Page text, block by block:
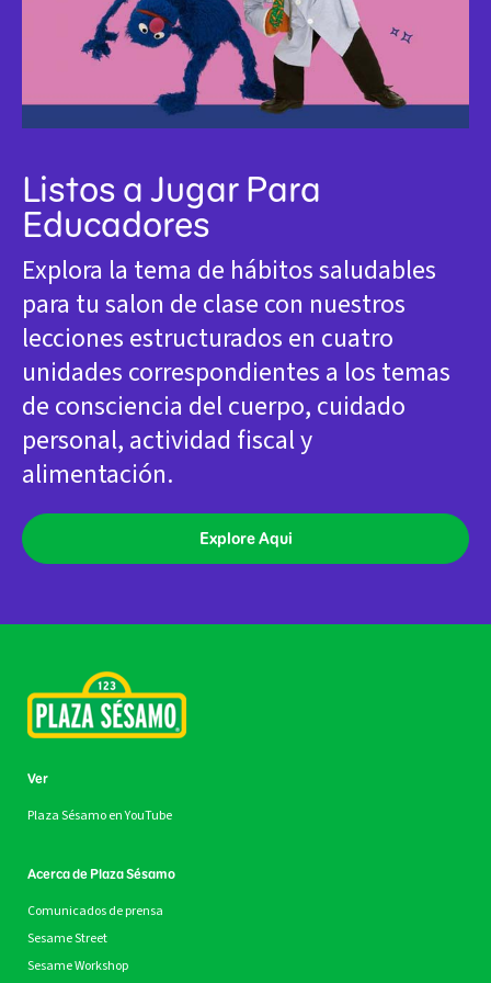
Listos a Jugar Para
Educadores
Explora la tema de hábitos saludables
para tu salon de clase con nuestros
lecciones estructurados en cuatro
unidades correspondientes a los temas
de consciencia del cuerpo, cuidado
personal, actividad fiscal y
alimentación.
Explore Aqui
Ver
Plaza Sésamo en YouTube
Acerca de Plaza Sésamo
Comunicados de prensa
Sesame Street
Sesame Workshop